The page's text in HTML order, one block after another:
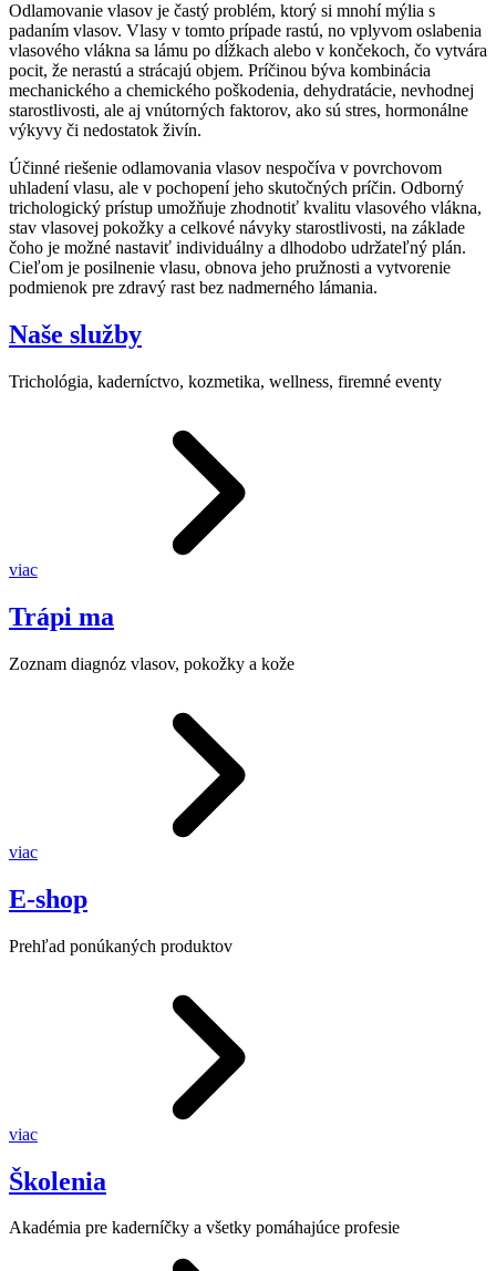
Odlamovanie vlasov je častý problém, ktorý si mnohí mýlia s
padaním vlasov. Vlasy v tomto prípade rastú, no vplyvom oslabenia
vlasového vlákna sa lámu po dĺžkach alebo v končekoch, čo vytvára
pocit, že nerastú a strácajú objem. Príčinou býva kombinácia
mechanického a chemického poškodenia, dehydratácie, nevhodnej
starostlivosti, ale aj vnútorných faktorov, ako sú stres, hormonálne
výkyvy či nedostatok živín.
Účinné riešenie odlamovania vlasov nespočíva v povrchovom
uhladení vlasu, ale v pochopení jeho skutočných príčin. Odborný
trichologický prístup umožňuje zhodnotiť kvalitu vlasového vlákna,
stav vlasovej pokožky a celkové návyky starostlivosti, na základe
čoho je možné nastaviť individuálny a dlhodobo udržateľný plán.
Cieľom je posilnenie vlasu, obnova jeho pružnosti a vytvorenie
podmienok pre zdravý rast bez nadmerného lámania.
Naše služby
Trichológia, kaderníctvo, kozmetika, wellness, firemné eventy
viac
Trápi ma
Zoznam diagnóz vlasov, pokožky a kože
viac
E-shop
Prehľad ponúkaných produktov
viac
Školenia
Akadémia pre kaderníčky a všetky pomáhajúce profesie